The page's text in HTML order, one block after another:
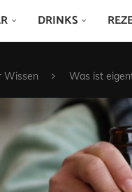
DRINKS
Wissen Was ist